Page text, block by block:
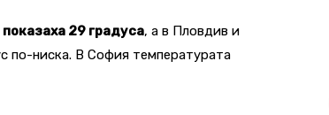
показаха 29 градуса, а в Пловдив и
по-ниска. В София температурата